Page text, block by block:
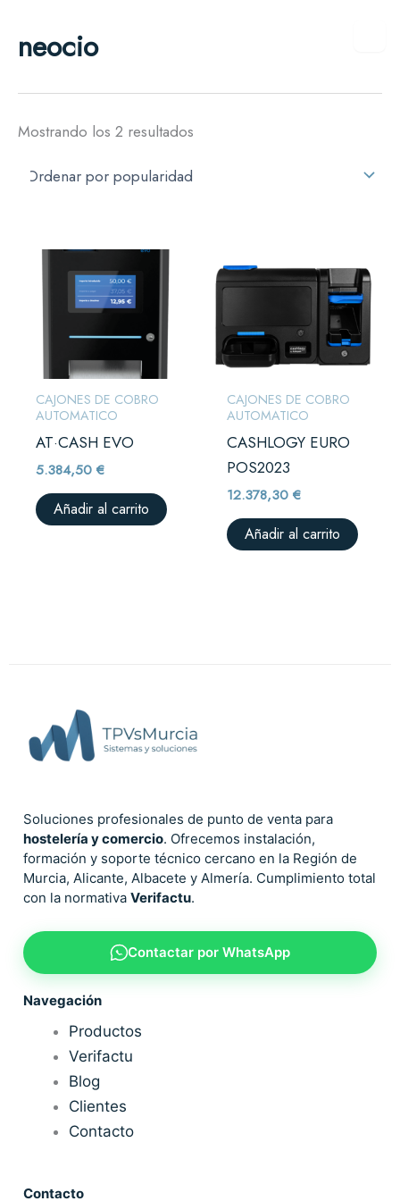
contenido
neocio
Mostrando los 2 resultados
CAJONES DE COBRO
AUTOMATICO
AT·CASH EVO
5.384,50€
Añadir al carrito
CAJONES DE COBRO
AUTOMATICO
CASHLOGY EURO
POS2023
12.378,30€
Añadir al carrito
Soluciones profesionales de punto de venta para
hostelería y comercio. Ofrecemos instalación,
formación y soporte técnico cercano en la Región de
Murcia, Alicante, Albacete y Almería. Cumplimiento total
con la normativa Verifactu.
Contactar por WhatsApp
Navegación
Productos
Verifactu
Blog
Clientes
Contacto
Contacto